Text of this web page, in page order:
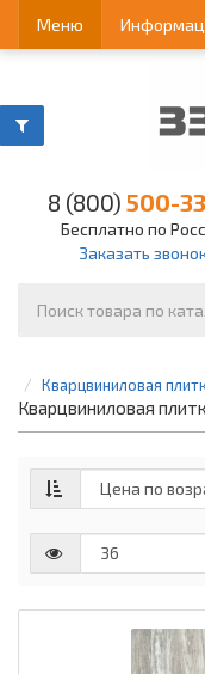
Меню
8 (800) 500-
Бесплатно по
Заказать
Кварцвиниловая
Кварцвиниловая